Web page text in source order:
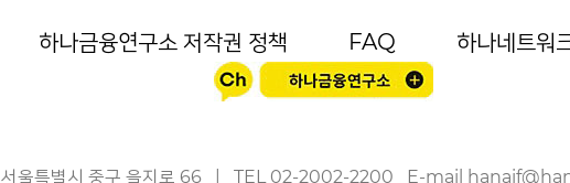
하나금융연구소 저작권 정책 FAQ 하나네트워
서울특별시 중구 을지로 66| TEL 02-2002-2200 E-mail